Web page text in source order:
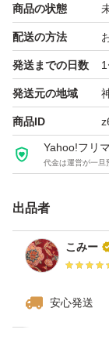
商品の状態
配送の方法
発送までの日数
発送元の地域
商品ID
Yahoo!フリ
代金は運営が一旦
出品者
こみー
安心発送